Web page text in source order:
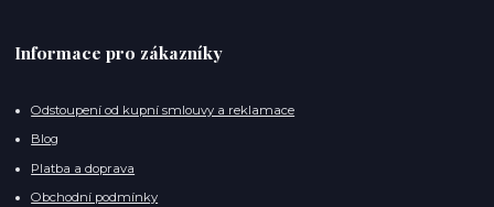
Informace pro zákazníky
Odstoupení od kupní smlouvy a reklamace
Blog
Platba a doprava
Obchodní podmínky